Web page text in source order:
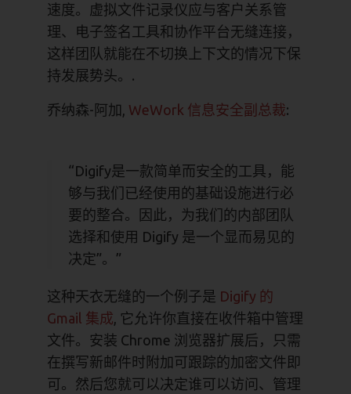
速度。虚拟文件记录仪应与客户关系管
理、电子签名工具和协作平台无缝连接，
这样团队就能在不切换上下文的情况下保
持发展势头。.
乔纳森-阿加, WeWork 信息安全副总裁:
“Digify是一款简单而安全的工具，能
够与我们已经使用的基础设施进行必
要的整合。因此，为我们的内部团队
选择和使用 Digify 是一个显而易见的
决定”。”
这种天衣无缝的一个例子是 Digify 的
Gmail 集成 , 它允许你直接在收件箱中管理
文件。安装 Chrome 浏览器扩展后，只需
在撰写新邮件时附加可跟踪的加密文件即
可。然后您就可以决定谁可以访问、管理